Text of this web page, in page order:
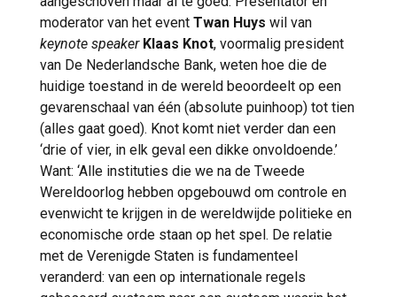
moderator van het event Twan Huys wil van
keynote speaker Klaas Knot, voormalig president
van De Nederlandsche Bank, weten hoe die de
huidige toestand in de wereld beoordeelt op een
gevarenschaal van één (absolute puinhoop) tot tien
(alles gaat goed). Knot komt niet verder dan een
‘drie of vier, in elk geval een dikke onvoldoende.’
Want: ‘Alle instituties die we na de Tweede
Wereldoorlog hebben opgebouwd om controle en
evenwicht te krijgen in de wereldwijde politieke en
economische orde staan op het spel. De relatie
met de Verenigde Staten is fundamenteel
veranderd: van een op internationale regels